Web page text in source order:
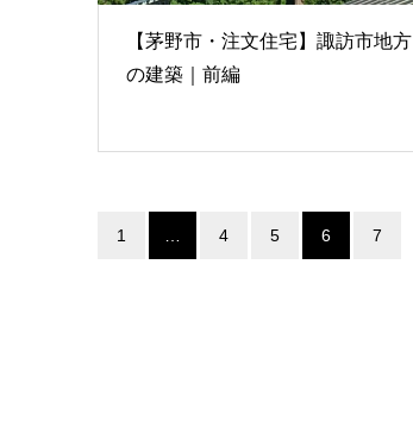
【茅野市・注文住宅】諏訪市地方
の建築｜前編
1 4 5 6 7